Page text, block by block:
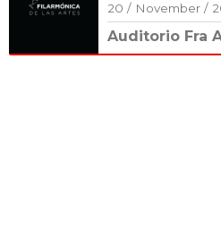
20 / November /